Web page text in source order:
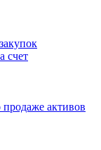
счет
активов